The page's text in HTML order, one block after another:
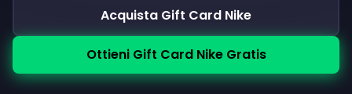
Acquista Gift Card Nike
Ottieni Gift Card Nike Gratis